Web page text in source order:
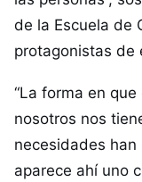
de la Escuela de
protagonistas de
“La forma en
nosotros nos
necesidades
aparece ahí uno